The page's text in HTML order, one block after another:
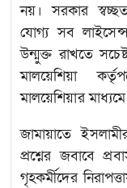
নয়। সরকার
যোগ্য সব
উন্মুক্ত রাখতে
মালয়েশিয়া
মালয়েশিয়ার
জামায়াতে
প্রশ্নের জবাবে
গৃহকর্মীদের